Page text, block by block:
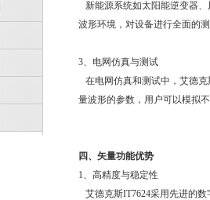
新能源系统如太阳能逆变器
波形环境，对设备进行全面的
3、电网仿真与测试
在电网仿真和测试中，艾德
量波形的参数，用户可以模拟
四、矢量功能优势
1、高精度与稳定性
艾德克斯IT7624采用先进的数字